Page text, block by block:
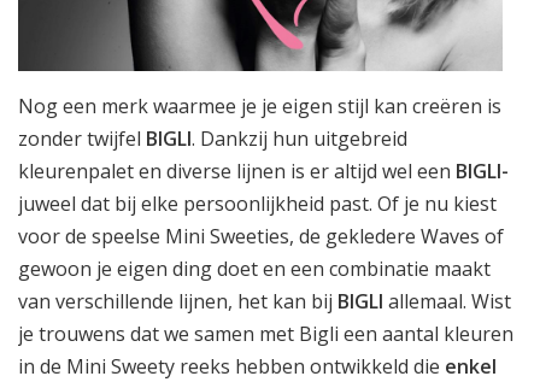
Nog een merk waarmee je je eigen stijl kan creëren is
zonder twijfel BIGLI. Dankzij hun uitgebreid
kleurenpalet en diverse lijnen is er altijd wel een BIGLI-
juweel dat bij elke persoonlijkheid past. Of je nu kiest
voor de speelse Mini Sweeties, de gekledere Waves of
gewoon je eigen ding doet en een combinatie maakt
van verschillende lijnen, het kan bij BIGLI allemaal. Wist
je trouwens dat we samen met Bigli een aantal kleuren
in de Mini Sweety reeks hebben ontwikkeld die enkel